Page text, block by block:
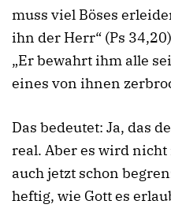
muss viel Böses
ihn der Herr“ (Ps
„Er bewahrt ihm alle
eines von ihnen
Das bedeutet: Ja, das
real. Aber es wird
auch jetzt schon
heftig, wie Gott es